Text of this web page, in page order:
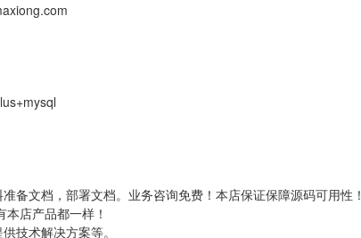
备文档，部署文档。业务咨询免费！本店保证保障源码可用性！
店产品都一样！
技术解决方案等。